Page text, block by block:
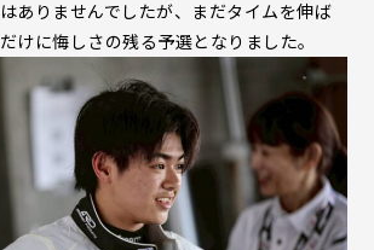
ありませんでしたが、まだタイムを伸ば
けに悔しさの残る予選となりました。